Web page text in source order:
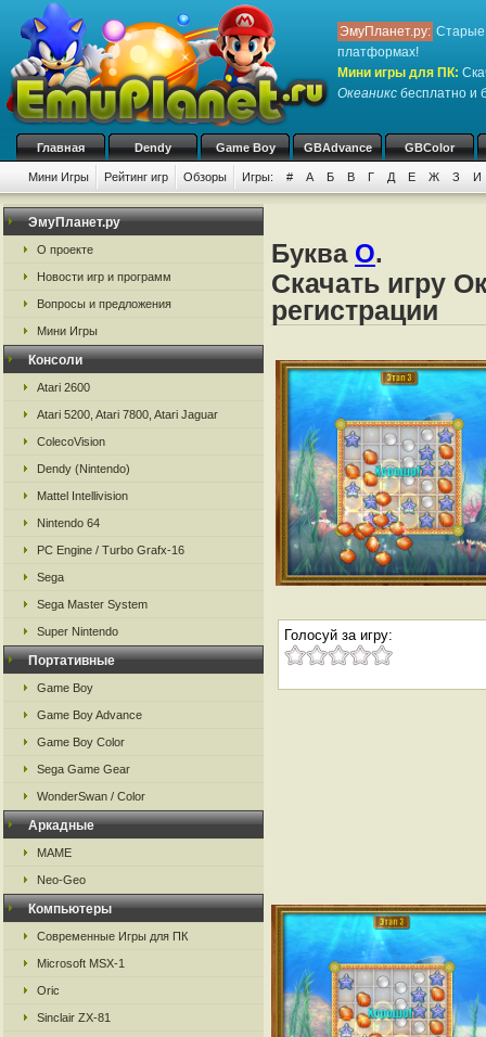
ЭмуПланет.ру: Старые
платформах!
Мини игры для ПК:
Океаникс бесплатно и
Главная Dendy Game Boy GBAdvance GBColor
Мини Игры Рейтинг игр Обзоры Игры: # А Б В Г Д Е Ж З И
ЭмуПланет.ру
О проекте
Новости игр и программ
Вопросы и предложения
Мини Игры
Консоли
Atari 2600
Atari 5200, Atari 7800, Atari Jaguar
ColecoVision
Dendy (Nintendo)
Mattel Intellivision
Nintendo 64
PC Engine / Turbo Grafx-16
Sega
Sega Master System
Super Nintendo
Портативные
Game Boy
Game Boy Advance
Game Boy Color
Sega Game Gear
WonderSwan / Color
Аркадные
MAME
Neo-Geo
Компьютеры
Современные Игры для ПК
Microsoft MSX-1
Oric
Sinclair ZX-81
Буква О.
Скачать игру
регистрации
Голосуй за игру: